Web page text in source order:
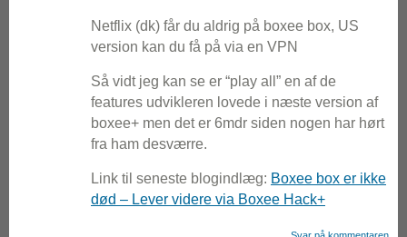
Netflix (dk) får du aldrig på boxee box, US
version kan du få på via en VPN
Så vidt jeg kan se er “play all” en af de
features udvikleren lovede i næste version af
boxee+ men det er 6mdr siden nogen har hørt
fra ham desværre.
Link til seneste blogindlæg: Boxee box er ikke
død – Lever videre via Boxee Hack+